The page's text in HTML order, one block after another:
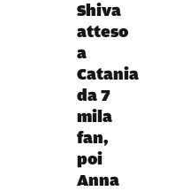
Shiva
atteso
a
Catania
da 7
mila
fan,
poi
Anna